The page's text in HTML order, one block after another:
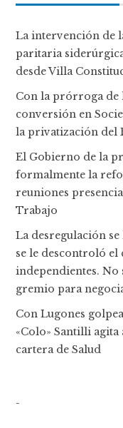
La intervención de
paritaria
desde Villa
Con la prórroga de
conversión en
la privatización del
El Gobierno de la
formalmente la
reuniones
Trabajo
La desregulación
se le descontroló el
independientes.
gremio para
Con Lugones
«Colo» Santilli
cartera de Salud
-